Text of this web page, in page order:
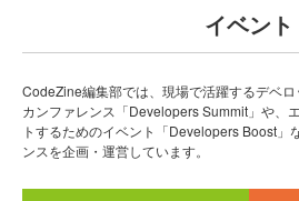
イベント
CodeZine編集部では、現場で活躍するデベ
カンファレンス「Developers Summit」や、
トするためのイベント「Developers Boost」
ンスを企画・運営しています。